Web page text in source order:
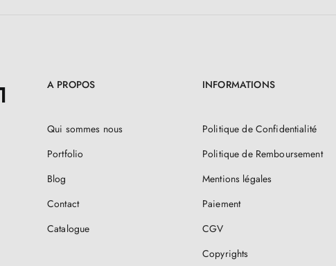
A PROPOS
Qui sommes nous
Portfolio
Blog
Contact
Catalogue
INFORMATIONS
Politique de Confidentialité
Politique de Remboursement
Mentions légales
Paiement
CGV
Copyrights